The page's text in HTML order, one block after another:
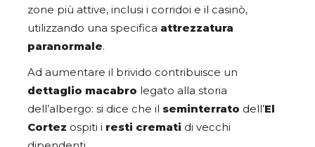
zone più attive, inclusi i corridoi e il casinò,
utilizzando una specifica attrezzatura
paranormale.
Ad aumentare il brivido contribuisce un
dettaglio macabro legato alla storia
dell’albergo: si dice che il seminterrato dell’El
Cortez ospiti i resti cremati di vecchi